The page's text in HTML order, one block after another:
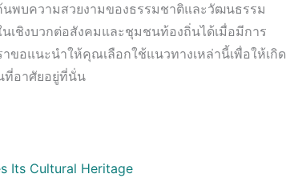
นพบความสวยงามของธรรมชาติและวัฒนธรรม
เชิงบวกต่อสังคมและชุมชนท้องถิ่นได้เมื่อมีการ
อแนะนำให้คุณเลือกใช้แนวทางเหล่านี้เพื่อให้เกิด
ที่อาศัยอยู่ที่นั่น
Its Cultural Heritage